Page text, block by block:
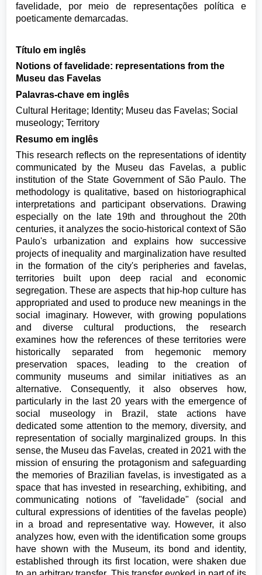
favelidade, por meio de representações política e
poeticamente demarcadas.
Título em inglês
Notions of favelidade: representations from the
Museu das Favelas
Palavras-chave em inglês
Cultural Heritage; Identity; Museu das Favelas; Social
museology; Territory
Resumo em inglês
This research reflects on the representations of identity
communicated by the Museu das Favelas, a public
institution of the State Government of São Paulo. The
methodology is qualitative, based on historiographical
interpretations and participant observations. Drawing
especially on the late 19th and throughout the 20th
centuries, it analyzes the socio-historical context of São
Paulo's urbanization and explains how successive
projects of inequality and marginalization have resulted
in the formation of the city's peripheries and favelas,
territories built upon deep racial and economic
segregation. These are aspects that hip-hop culture has
appropriated and used to produce new meanings in the
social imaginary. However, with growing populations
and diverse cultural productions, the research
examines how the references of these territories were
historically separated from hegemonic memory
preservation spaces, leading to the creation of
community museums and similar initiatives as an
alternative. Consequently, it also observes how,
particularly in the last 20 years with the emergence of
social museology in Brazil, state actions have
dedicated some attention to the memory, diversity, and
representation of socially marginalized groups. In this
sense, the Museu das Favelas, created in 2021 with the
mission of ensuring the protagonism and safeguarding
the memories of Brazilian favelas, is investigated as a
space that has invested in researching, exhibiting, and
communicating notions of "favelidade" (social and
cultural expressions of identities of the favelas people)
in a broad and representative way. However, it also
analyzes how, even with the identification some groups
have shown with the Museum, its bond and identity,
established through its first location, were shaken due